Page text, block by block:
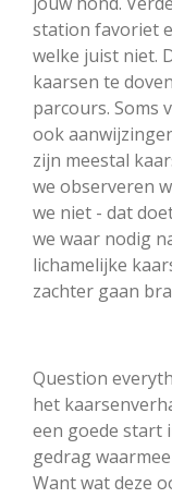
station favoriet
welke juist niet.
kaarsen te
parcours. Soms
ook
zijn meestal
we observeren
we niet - dat
we waar nodig
lichamelijke
zachter gaan
Question
het
een goede start
gedrag
Want wat deze